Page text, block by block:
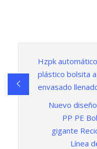
Hzpk
plástico bolsita
envasado
Nuevo
PP PE
gigante
Línea